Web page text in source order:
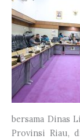
bersama Dinas
Provinsi Riau,